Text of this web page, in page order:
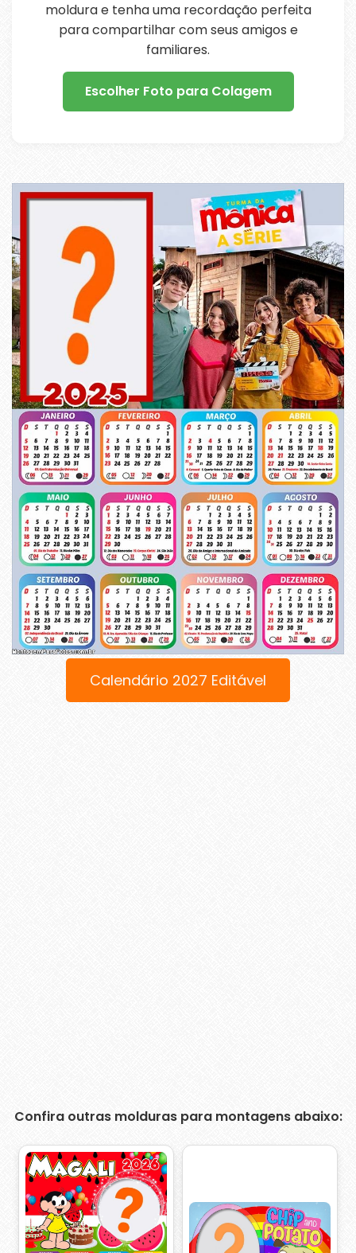
moldura e tenha uma recordação perfeita
para compartilhar com seus amigos e
familiares.
Escolher Foto para Colagem
Calendário 2027 Editável
Confira outras molduras para montagens abaixo: